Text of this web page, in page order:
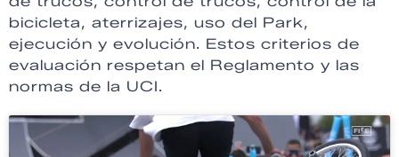
bicicleta, aterrizajes, uso del Park,
ejecución y evolución. Estos criterios de
evaluación respetan el Reglamento y las
normas de la UCI.